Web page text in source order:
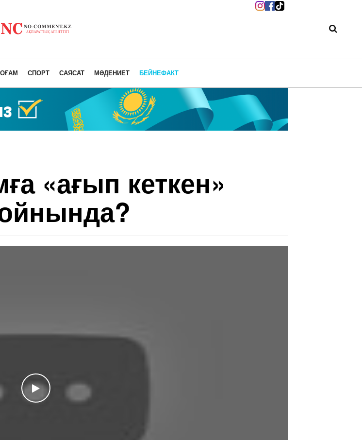
СПОРТ САЯСАТ МӘДЕНИЕТ БЕЙНЕФАКТ
«ағып кеткен»
WATCH THE VIDEO